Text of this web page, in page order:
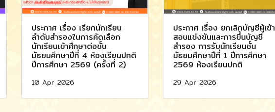
ประกาศ เรื่อง เรียกนักเรียน
ลำดับสำรองในการคัดเลือก
นักเรียนเข้าศึกษาต่อชั้น
มัธยมศึกษาปีที่ 4 ห้องเรียนปกติ
ปีการศึกษา 2569 (ครั้งที่ 2)
10 Apr 2026
ประกาศ เรื่อง ยกเลิกบัญชีผู้เข้า
สอบแข่งขันและการขึ้นบัญชี
สำรอง การรับนักเรียนชั้น
มัธยมศึกษาปีที่ 1 ปีการศึกษา
2569 ห้องเรียนปกติ
29 Apr 2026